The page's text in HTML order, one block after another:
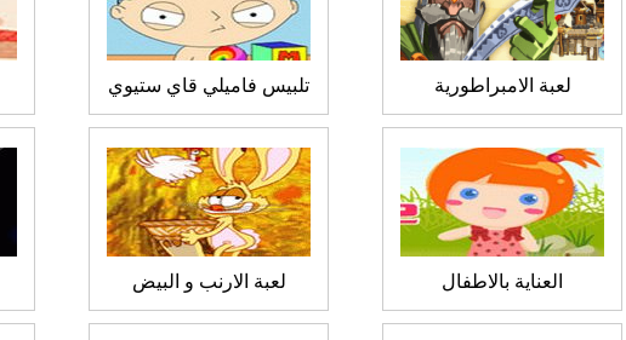
لعبة الامبراطورية تلبيس فاميلي قاي ستيوي
العناية بالاطفال لعبة الارنب و البيض